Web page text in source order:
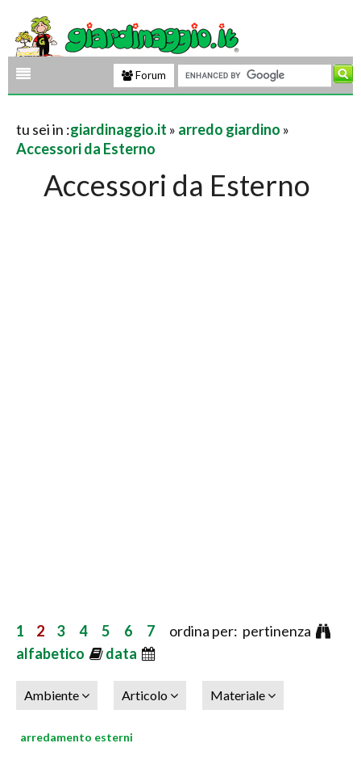
Forum
tu sei in :giardinaggio.it » arredo giardino »
Accessori da Esterno
Accessori da Esterno
1 2 3 4 5 6 7 ordina per: pertinenza
alfabetico
data
Ambiente Articolo Materiale
arredamento esterni